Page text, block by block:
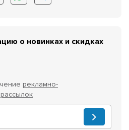
о новинках и скидках
рекламно-